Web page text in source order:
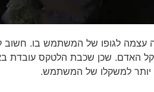
לגופו של המשתמש בו. חשוב
האדם. שכן שכבת הלטקס עובדת
יותר למשקלו של המשתמש.